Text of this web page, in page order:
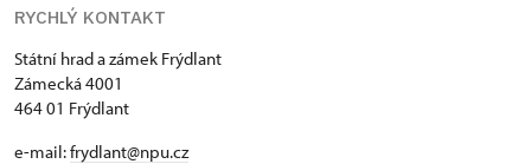
RYCHLÝ KONTAKT
Státní hrad a zámek Frýdlant
Zámecká 4001
464 01 Frýdlant
e-mail:frydlant@npu.cz